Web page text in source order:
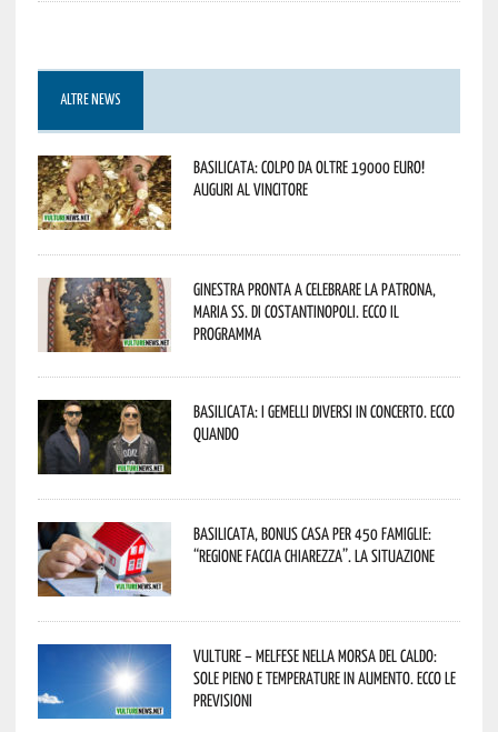
ALTRE NEWS
Basilicata: colpo da oltre 19000 Euro!
Auguri al vincitore
Ginestra pronta a celebrare la Patrona,
Maria SS. di Costantinopoli. Ecco il
programma
Basilicata: i Gemelli DiVersi in concerto. Ecco
quando
Basilicata, Bonus casa per 450 famiglie:
“Regione faccia chiarezza”. La situazione
Vulture – melfese nella morsa del caldo:
sole pieno e temperature in aumento. Ecco le
previsioni